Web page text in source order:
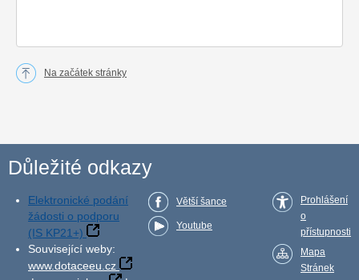
Na začátek stránky
Důležité odkazy
Elektronické podání
žádosti o podporu
(IS KP21+)
Související weby:
www.dotaceeu.cz
Větší šance
Youtube
Prohlášení
o
přístupnosti
Mapa
Stránek